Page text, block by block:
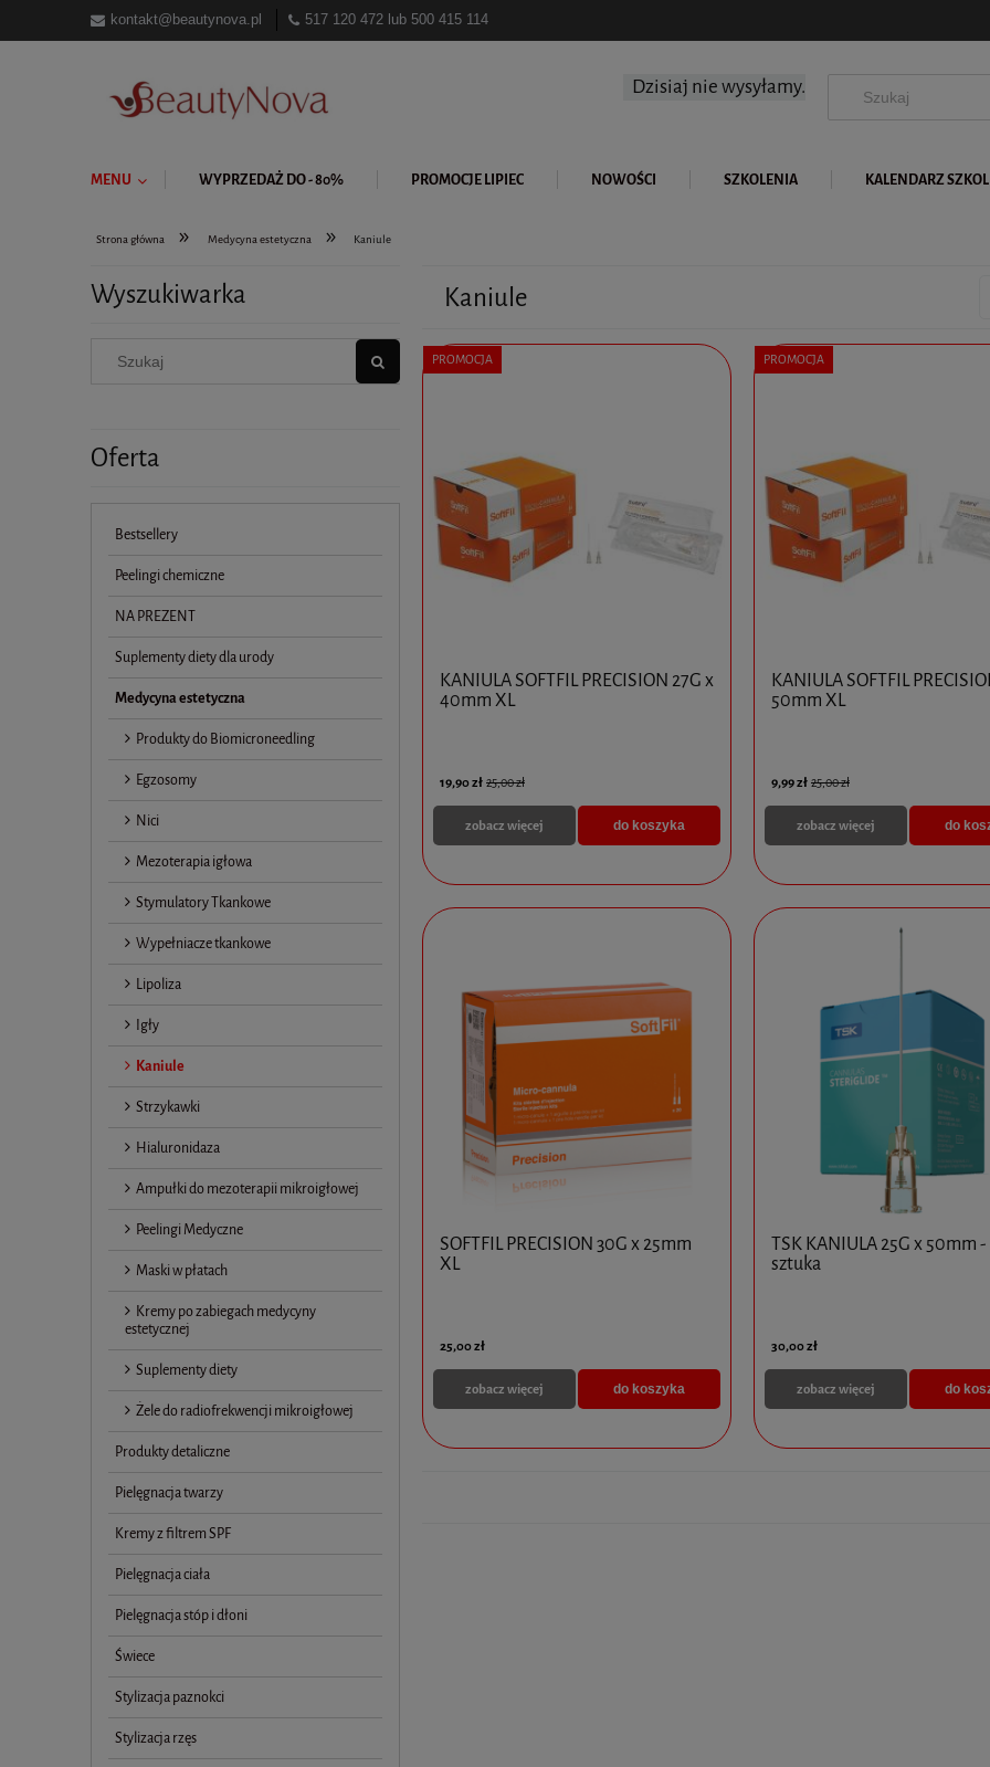
kontakt@beautynova.pl 517 120 472 lub 500 415 114
Dzisiaj nie wysyłamy.
MENU WYPRZEDAŻ DO - 80% PROMOCJE LIPIEC NOWOŚCI SZKOLENIA KALENDARZ
Strona główna » Medycyna estetyczna » Kaniule
Wyszukiwarka
Oferta
Bestsellery
Peelingi chemiczne
NA PREZENT
Suplementy diety dla urody
Medycyna estetyczna
Produkty do Biomicroneedling
Egzosomy
Nici
Mezoterapia igłowa
Stymulatory Tkankowe
Wypełniacze tkankowe
Lipoliza
Igły
Kaniule
Strzykawki
Hialuronidaza
Ampułki do mezoterapii mikroigłowej
Peelingi Medyczne
Maski w płatach
Kremy po zabiegach medycyny
estetycznej
Suplementy diety
Żele do radiofrekwencji mikroigłowej
Produkty detaliczne
Pielęgnacja twarzy
Kremy z filtrem SPF
Pielęgnacja ciała
Pielęgnacja stóp i dłoni
Świece
Stylizacja paznokci
Stylizacja rzęs
Kaniule
KANIULA SOFTFIL PRECISION 27G x
40mm XL
19,90 zł 25,00 zł
do koszyka
zobacz więcej
PROMOCJA
KANIULA SOFTFIL
50mm XL
9,99 zł 25,00 zł
do
zobacz więcej
PROMOCJA
SOFTFIL PRECISION 30G x 25mm
XL
25,00 zł
do koszyka
zobacz więcej
TSK KANIULA 25G x 50mm -
sztuka
30,00 zł
do
zobacz więcej